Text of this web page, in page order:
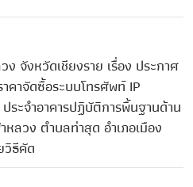
จังหวัดเชียงราย เรื่อง ประกาศ
คาจัดซื้อระบบโทรศัพท์ IP
ะจำอาคารปฏิบัติการพื้นฐานด้าน
ลวง ตำบลท่าสุด อำเภอเมือง
วิธีคัด